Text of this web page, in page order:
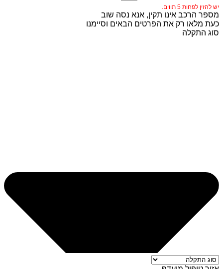
יש להזין לפחות 5 תווים.
מספר הרכב אינו תקין, אנא נסה שוב
כעת מלאו רק את הפרטים הבאים וסיימנו
סוג התקלה